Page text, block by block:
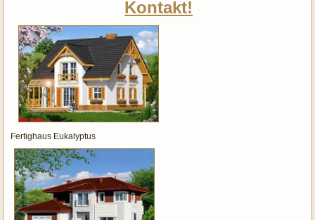
Kontakt!
Fertighaus Eukalyptus